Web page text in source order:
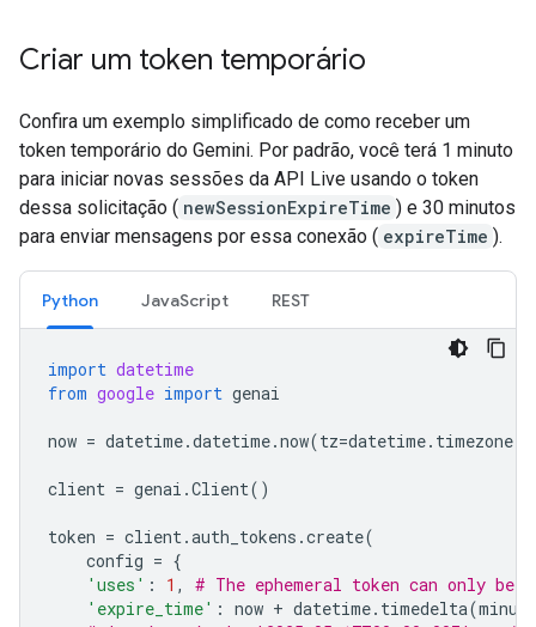
Criar um token temporário
Confira um exemplo simplificado de como receber um
token temporário do Gemini. Por padrão, você terá 1 minuto
para iniciar novas sessões da API Live usando o token
dessa solicitação ( newSessionExpireTime ) e 30 minutos
para enviar mensagens por essa conexão ( expireTime ).
Python JavaScript REST
import datetime
from google import genai
now = datetime.datetime.now(tz=datetime. timezone
client = genai .Client()
token = client.auth_tokens .create(
config = {
'uses' : 1 ,
# The ephemeral token can only
'expire_time' : now + datetime. timedelta(